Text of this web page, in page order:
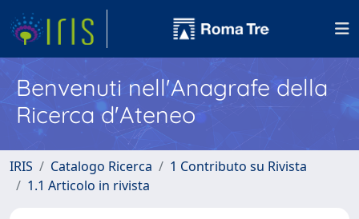
Benvenuti nell'Anagrafe della
Ricerca d'Ateneo
IRIS Catalogo Ricerca
1 Contributo su Rivista
1.1 Articolo in rivista